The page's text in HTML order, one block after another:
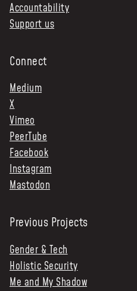
Accountability
Support us
Connect
Medium
X
Vimeo
PeerTube
Facebook
Instagram
Mastodon
Previous Projects
Gender & Tech
Holistic Security
Me and My Shadow